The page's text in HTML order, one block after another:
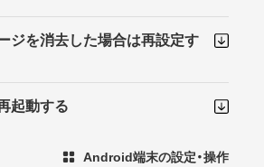
ジを消去した場合は再設定す
起動する
Android端末の設定・操作